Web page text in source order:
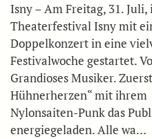
Isny – Am Freitag, 31.
Theaterfestival Isny mit
Doppelkonzert in eine
Festivalwoche gestartet.
Grandioses Musiker.
Hühnerherzen“ mit
Nylonsaiten-Punk das
energiegeladen. Alle wa…